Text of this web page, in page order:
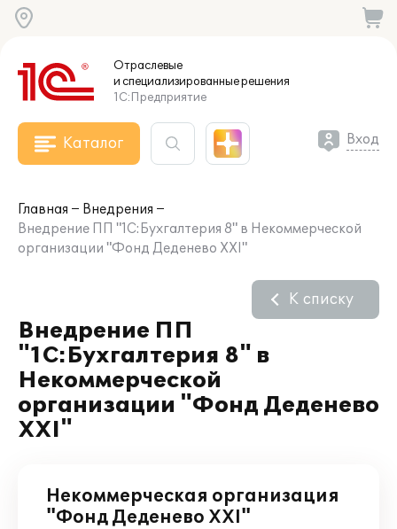
Отраслевые
и специализированныерешения
1С:Предприятие
Каталог Вход
Главная
Внедрения
Внедрение ПП "1С:Бухгалтерия 8" в Некоммерческой
организации "Фонд Деденево XXI"
Внедрение ПП
"1С:Бухгалтерия 8" в
Некоммерческой
организации "Фонд Деденево
XXI"
К списку
Некоммерческая организация
"Фонд Деденево XXI"